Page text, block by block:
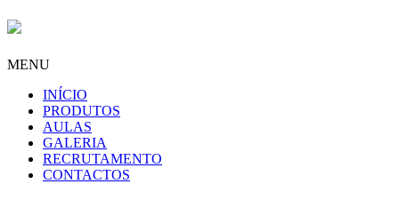
MENU
INÍCIO
PRODUTOS
AULAS
GALERIA
RECRUTAMENTO
CONTACTOS